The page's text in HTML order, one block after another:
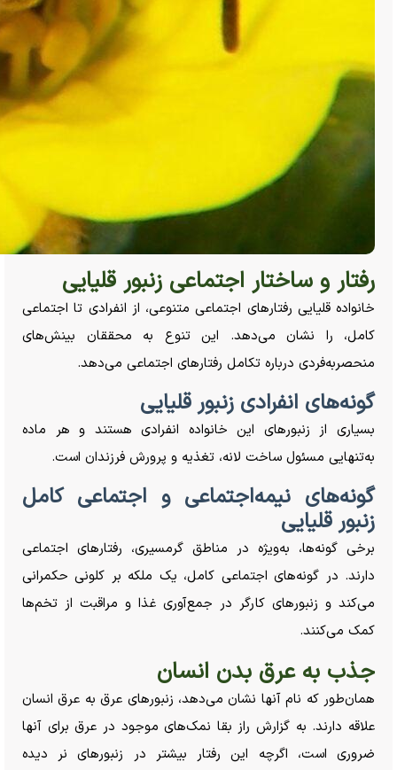
رفتار و ساختار اجتماعی زنبور قلیایی
خانواده قلیایی رفتار‌های اجتماعی متنوعی، از انفرادی تا اجتماعی
کامل، را نشان می‌دهد. این تنوع به محققان بینش‌های
منحصربه‌فردی درباره تکامل رفتار‌های اجتماعی می‌دهد.
گونه‌های انفرادی زنبور قلیایی
بسیاری از زنبور‌های این خانواده انفرادی هستند و هر ماده
به‌تنهایی مسئول ساخت لانه، تغذیه و پرورش فرزندان است.
گونه‌های نیمه‌اجتماعی و اجتماعی کامل
زنبور قلیایی
برخی گونه‌ها، به‌ویژه در مناطق گرمسیری، رفتار‌های اجتماعی
دارند. در گونه‌های اجتماعی کامل، یک ملکه بر کلونی حکمرانی
می‌کند و زنبور‌های کارگر در جمع‌آوری غذا و مراقبت از تخم‌ها
کمک می‌کنند.
جذب به عرق بدن انسان
همان‌طور که نام آنها نشان می‌دهد، زنبور‌های عرق به عرق انسان
علاقه دارند. به گزارش راز بقا نمک‌های موجود در عرق برای آنها
ضروری است، اگرچه این رفتار بیشتر در زنبور‌های نر دیده